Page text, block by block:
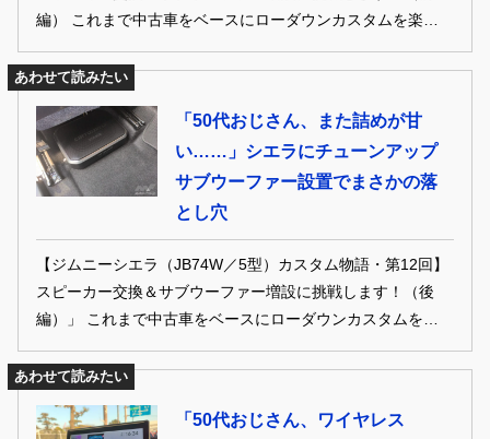
編） これまで中古車をベースにローダウンカスタムを楽しん
ら新車のジムニーシエラ（JB74W／5型）を購入。だからと
イジる気満々。初のリフトアップ仕様にあーだこーだと妄想
が止まりません。“人生初の新車”を、ときにD.I.Yで、ときに
プロの手腕を頼ってどうイジっていくのか!? オーナー目線の
カスタム物語を不定期連載でお届けします
あわせて読みたい
「50代おじさん、また詰めが甘
い……」シエラにチューンアップ
サブウーファー設置でまさかの落
とし穴
【ジムニーシエラ（JB74W／5型）カスタム物語・第12回】
スピーカー交換＆サブウーファー増設に挑戦します！（後
編）」 これまで中古車をベースにローダウンカスタムを楽し
から新車のジムニーシエラ（JB74W／5型）を購入。だから
もイジる気満々。初のリフトアップ仕様にあーだこーだと妄
あわせて読みたい
「50代おじさん、ワイヤレス